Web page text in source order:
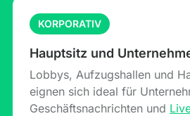
KORPORATIV
Hauptsitz und
Lobbys, Aufzugshallen und
eignen sich ideal für
Geschäftsnachrichten und